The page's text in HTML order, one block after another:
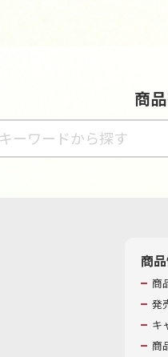
商
商
商
発
キ
商